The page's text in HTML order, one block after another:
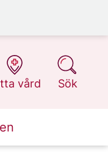
vård
1177.se
Sök
på 1177.se